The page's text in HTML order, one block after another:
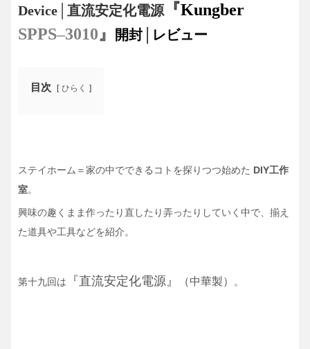
Device│ 直流安定化電源 『Kungber
SPPS–3010』 開封│レビュー
目次 ひらく
ステイホーム＝家の中でできるコトを探りつつ始めた DIY工作
室。
興味の趣くまま作ったり直したり弄ったりしていく中で、揃え
た道具や工具などを紹介。
第十九回は 『直流安定化電源』 （中華製） 。